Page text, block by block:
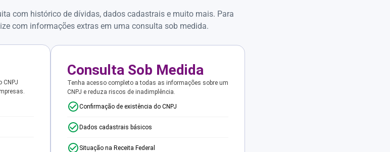
com histórico de dívidas, dados cadastrais e muito mais. Para
com informações extras em uma consulta sob medida.
CNPJ
Consulta Sob Medida
Tenha acesso completo a todas as informações sobre um
CNPJ e reduza riscos de inadimplência.
Confirmação de existência do CNPJ
Dados cadastrais básicos
Situação na Receita Federal